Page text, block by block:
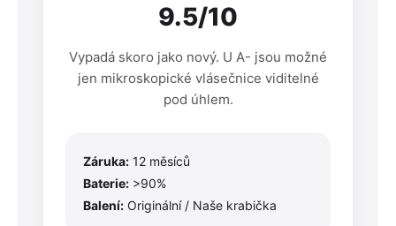
9.5/10
Vypadá skoro jako nový. U A- jsou možné
jen mikroskopické vlásečnice viditelné
pod úhlem.
Záruka: 12 měsíců
Baterie: >90%
Balení: Originální / Naše krabička